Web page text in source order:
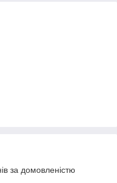
за домовленістю